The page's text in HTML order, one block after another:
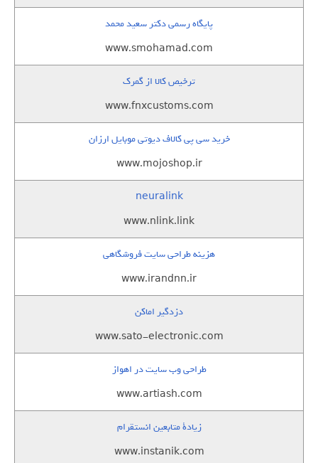
پایگاه رسمی دکتر سعید محمد
www.smohamad.com
ترخیص کالا از گمرک
www.fnxcustoms.com
خرید سی پی کالاف دیوتی موبایل ارزان
www.mojoshop.ir
neuralink
www.nlink.link
هزینه طراحی سایت فروشگاهی
www.irandnn.ir
دزدگیر اماکن
www.sato-electronic.com
طراحی وب سایت در اهواز
www.artiash.com
زيادة متابعين انستقرام
www.instanik.com